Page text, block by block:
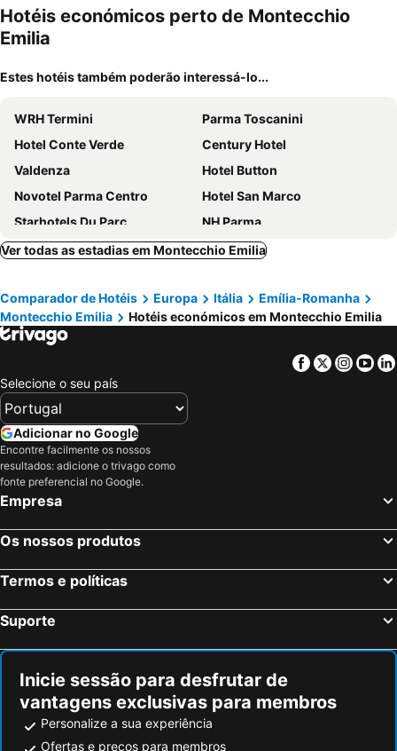
mento
Hotéis económicos perto de Montecchio
Emilia
Estes hotéis também poderão interessá-lo...
WRH Termini
Parma Toscanini
Hotel Conte Verde
Century Hotel
Valdenza
Hotel Button
Novotel Parma Centro
Hotel San Marco
Starhotels Du Parc
NH Parma
Mercure Reggio Emilia Centro Astoria
Hotel Torino
Hotel delle Rose Terme & WellnesSpa
Residenze Romeo e Giulietta
Holiday Inn Express Reggio Emilia By Ihg
Best Western Hotel Green City
Hotel Stendhal
Hotel Campus
Hotel Forum
Albergo Reggio
Airone Hotel
Oinoe La Città Del Vino
Park Hotel
Hotel Posta
Hotel Poli
Best Western Plus Hotel Farnese
Hotel Villa Molinari
Silver Residence Hotel
Ver todas as estadias em Montecchio Emilia
Comparador de Hotéis Europa Itália
Emília-Romanha
Montecchio Emilia
Hotéis económicos em Montecchio Emilia
Facebook
Twitter
Selecione o seu país
Adicionar no Google
Encontre facilmente os nossos
resultados: adicione o trivago como
fonte preferencial no Google.
Empresa
Os nossos produtos
Termos e políticas
Suporte
Inicie sessão para desfrutar de
vantagens exclusivas para membros
Personalize a sua experiência
Ofertas e preços para membros